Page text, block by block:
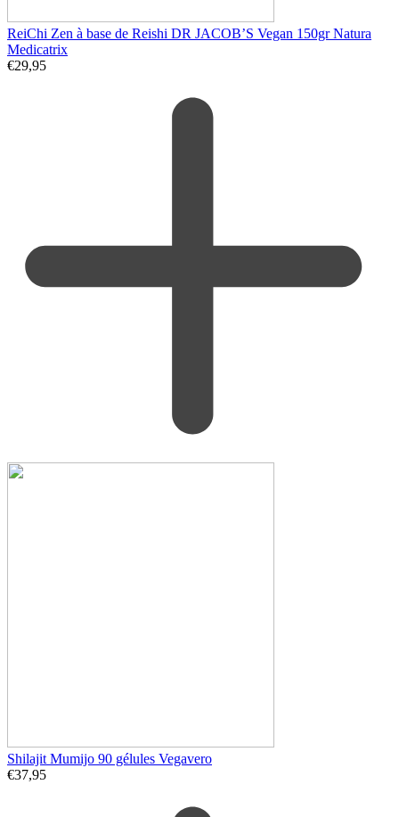
ReiChi Zen à base de Reishi DR JACOB’S Vegan 150gr Natura
Medicatrix
€29,95
Shilajit Mumijo 90 gélules Vegavero
€37,95